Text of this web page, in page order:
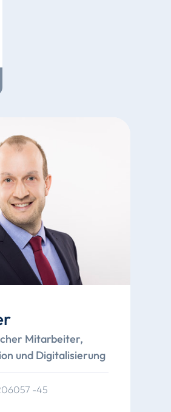
Mitarbeiter,
und Digitalisierung
-45